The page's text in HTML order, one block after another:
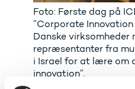
Foto: Første dag på
”Corporate
Danske virksomheder
repræsentanter fra
i Israel for at lære om
innovation”.